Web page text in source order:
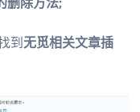
到 无觅相关文章插